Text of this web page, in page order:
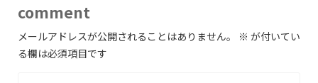
comment
メールアドレスが公開されることはありません。 ※ が付いてい
る欄は必須項目です